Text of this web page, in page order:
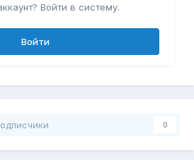
Войти в систему.
Войти
0